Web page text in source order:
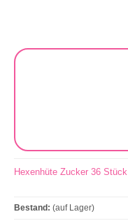
Hexenhüte Zucker 36 Stück
Bestand: (auf Lager)